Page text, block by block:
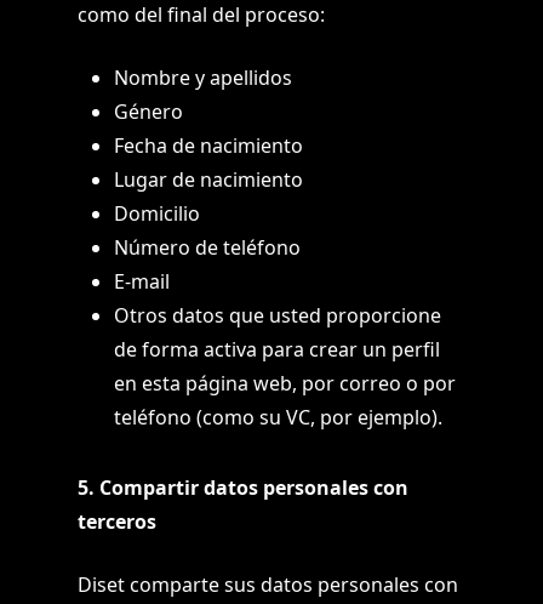
como del final del proceso:
Nombre y apellidos
Género
Fecha de nacimiento
Lugar de nacimiento
Domicilio
Número de teléfono
E-mail
Otros datos que usted proporcione
de forma activa para crear un perfil
en esta página web, por correo o por
teléfono (como su VC, por ejemplo).
5. Compartir datos personales con
terceros
Diset comparte sus datos personales con